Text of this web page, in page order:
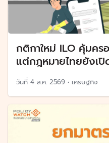
กติกาใหม่ ILO คุ้มค
แต่กฎหมายไทยยังเปิ
วันที่ 4 ส.ค. 2569 • เศรษฐกิจ